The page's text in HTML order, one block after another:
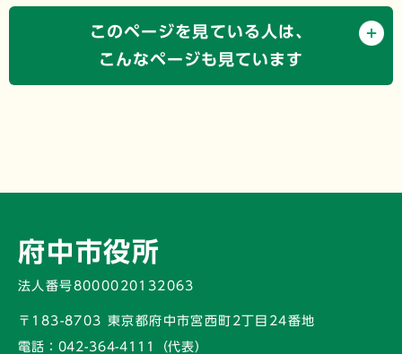
このページを見ている人は、
こんなページも見ています
府中市役所
法人番号8000020132063
〒183-8703 東京都府中市宮西町2丁目24番地
電話： 042-364-4111（代表）